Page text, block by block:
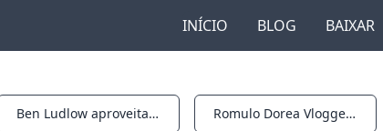
INÍCIO BLOG BAIXAR
Notifications Ben Ludlow aproveitando a onda de impulso para o WPT Voyage Notifications Romulo Dorea Vlogger brasileiro está tudo menos perdido na tradução